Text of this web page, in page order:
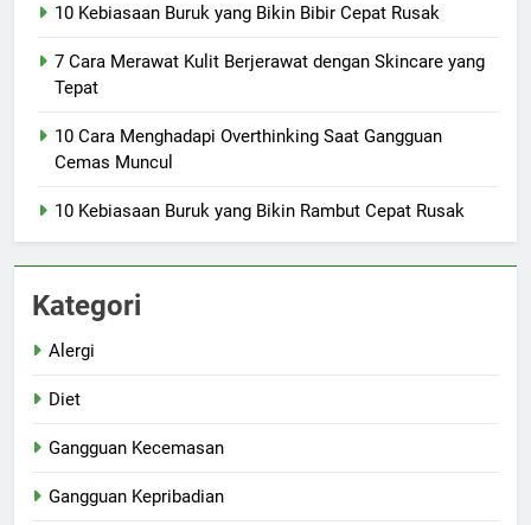
10 Kebiasaan Buruk yang Bikin Bibir Cepat Rusak
7 Cara Merawat Kulit Berjerawat dengan Skincare yang
Tepat
10 Cara Menghadapi Overthinking Saat Gangguan
Cemas Muncul
10 Kebiasaan Buruk yang Bikin Rambut Cepat Rusak
Kategori
Alergi
Diet
Gangguan Kecemasan
Gangguan Kepribadian